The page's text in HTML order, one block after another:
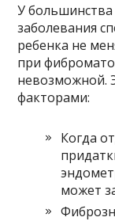
У
заболевания
ребенка не
при
невозможной.
факторами:
Когда
может